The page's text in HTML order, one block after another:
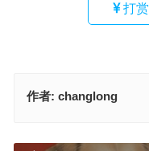
打赏
作者: changlong